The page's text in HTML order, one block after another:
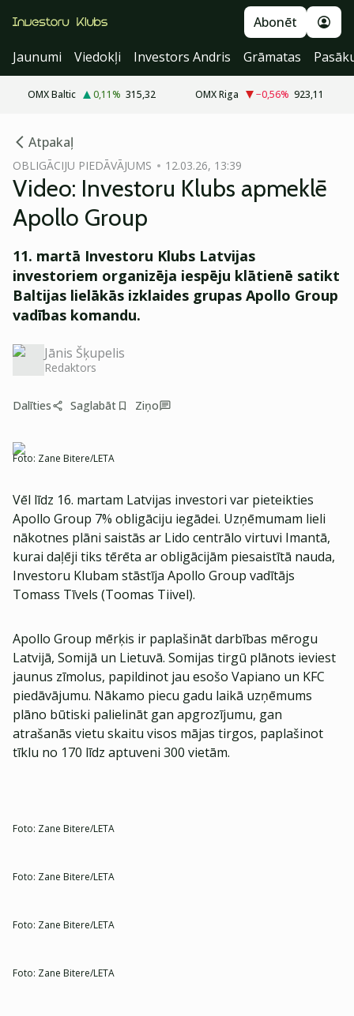
Abonēt
Jaunumi
Viedokļi Investors Andris Grāmatas
OMX Baltic 0,11% 315,32 OMX Riga −0,56% 923,11
Atpakaļ
OBLIGĀCIJU PIEDĀVĀJUMS 12.03.26, 13:39
Video: Investoru Klubs apmeklē
Apollo Group
11. martā Investoru Klubs Latvijas
investoriem organizēja iespēju klātienē satikt
Baltijas lielākās izklaides grupas Apollo Group
vadības komandu.
Jānis Šķupelis
Redaktors
Dalīties Saglabāt Ziņo
Foto: Zane Bitere/LETA
Vēl līdz 16. martam Latvijas investori var pieteikties
Apollo Group 7% obligāciju iegādei. Uzņēmumam lieli
nākotnes plāni saistās ar Lido centrālo virtuvi Imantā,
kurai daļēji tiks tērēta ar obligācijām piesaistītā nauda,
Investoru Klubam stāstīja Apollo Group vadītājs
Tomass Tīvels (Toomas Tiivel).
Apollo Group mērķis ir paplašināt darbības mērogu
Latvijā, Somijā un Lietuvā. Somijas tirgū plānots ieviest
jaunus zīmolus, papildinot jau esošo Vapiano un KFC
piedāvājumu. Nākamo piecu gadu laikā uzņēmums
plāno būtiski palielināt gan apgrozījumu, gan
atrašanās vietu skaitu visos mājas tirgos, paplašinot
tīklu no 170 līdz aptuveni 300 vietām.
Foto: Zane Bitere/LETA
Foto: Zane Bitere/LETA
Foto: Zane Bitere/LETA
Foto: Zane Bitere/LETA